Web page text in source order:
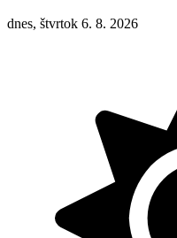
dnes, štvrtok 6. 8. 2026